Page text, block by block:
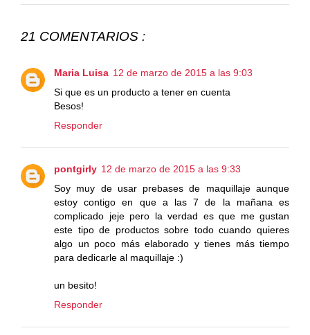
21 COMENTARIOS :
Maria Luisa 12 de marzo de 2015 a las 9:03
Si que es un producto a tener en cuenta
Besos!
Responder
pontgirly 12 de marzo de 2015 a las 9:33
Soy muy de usar prebases de maquillaje aunque
estoy contigo en que a las 7 de la mañana es
complicado jeje pero la verdad es que me gustan
este tipo de productos sobre todo cuando quieres
algo un poco más elaborado y tienes más tiempo
para dedicarle al maquillaje :)
un besito!
Responder